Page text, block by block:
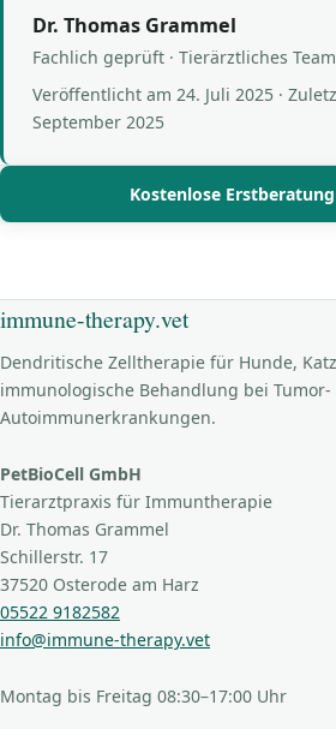
Dr. Thomas Grammel
Fachlich geprüft · Tierärztliches
Veröffentlicht am 24. Juli 2025 ·
September 2025
Kostenlose Erstberatung
immune-therapy.vet
Dendritische Zelltherapie für Hunde,
immunologische Behandlung bei Tumor-
Autoimmunerkrankungen.
PetBioCell GmbH
Tierarztpraxis für Immuntherapie
Dr. Thomas Grammel
Schillerstr. 17
37520 Osterode am Harz
05522 9182582
info@immune-therapy.vet
Montag bis Freitag 08:30–17:00 Uhr